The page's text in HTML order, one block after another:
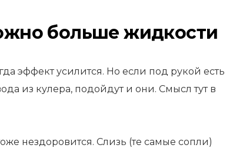
больше жидкости
эффект усилится. Но если под рукой есть
из кулера, подойдут и они. Смысл тут в
нездоровится. Слизь (те самые сопли)